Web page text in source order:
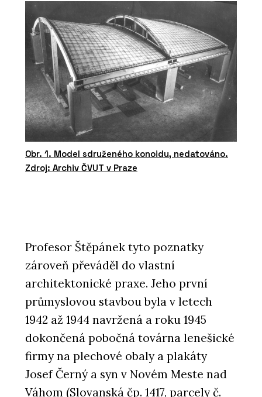
Obr. 1. Model sdruženého konoidu, nedatováno.
Zdroj: Archiv ČVUT v Praze
Profesor Štěpánek tyto poznatky
zároveň převáděl do vlastní
architektonické praxe. Jeho první
průmyslovou stavbou byla v letech
1942 až 1944 navržená a roku 1945
dokončená pobočná továrna lenešické
firmy na plechové obaly a plakáty
Josef Černý a syn v Novém Meste nad
Váhom (Slovanská čp. 1417, parcely č.